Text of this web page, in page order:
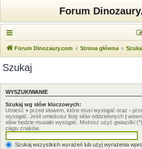
Forum
Forum Dinozaury.com Strona główna
Szukaj
WYSZUKIWANIE
Szukaj wg słów kluczowych:
Umieść + przed słowem, które musi wystąpić oraz -
wystąpić. Jeśli umieścisz listę słów oddzielonych |
słów będzie musiało wystąpić. Możesz użyć gwiazdki
ciągu znaków.
Szukaj wszystkich wyrażeń lub użyj wyrażenia